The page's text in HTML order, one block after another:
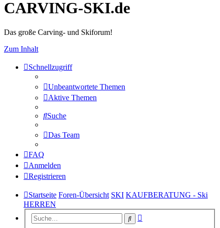
CARVING-SKI.de
Das große Carving- und Skiforum!
Zum Inhalt
Schnellzugriff
Unbeantwortete Themen
Aktive Themen
Suche
Das Team
FAQ
Anmelden
Registrieren
Startseite Foren-Übersicht SKI KAUFBERATUNG - Ski
HERREN
Suche